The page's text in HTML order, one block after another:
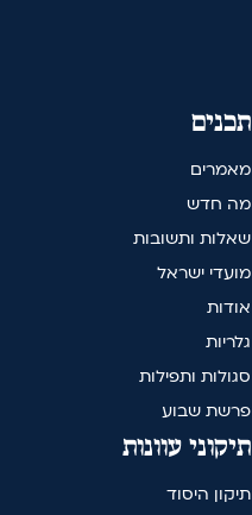
תכנים
מאמרים
מה חדש
שאלות ותשובות
מועדי ישראל
אודות
גלריות
סגולות ותפילות
פרשת שבוע
תיקוני עוונות
תיקון היסוד